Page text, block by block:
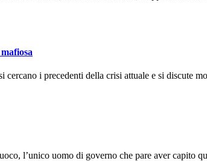
i precedenti della crisi attuale e si discute
l’unico uomo di governo che pare aver capito